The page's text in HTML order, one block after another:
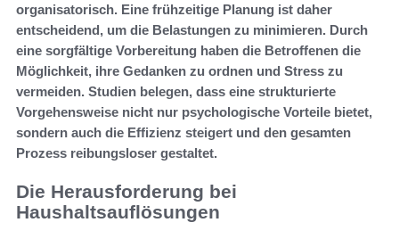
organisatorisch. Eine frühzeitige Planung ist daher
entscheidend, um die Belastungen zu minimieren. Durch
eine sorgfältige Vorbereitung haben die Betroffenen die
Möglichkeit, ihre Gedanken zu ordnen und Stress zu
vermeiden. Studien belegen, dass eine strukturierte
Vorgehensweise nicht nur psychologische Vorteile bietet,
sondern auch die Effizienz steigert und den gesamten
Prozess reibungsloser gestaltet.
Die Herausforderung bei
Haushaltsauflösungen